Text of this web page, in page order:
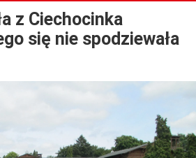
z Ciechocinka
się nie spodziewała